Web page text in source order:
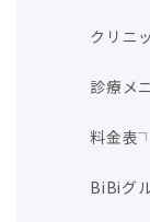
クリニ
診療メ
料金表
BiBiグ